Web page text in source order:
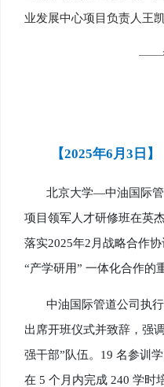
业发展中心项目负责人王凯
——
【2025年6月3日】
北京大学—中油国际
项目领军人才研修班在英
落实2025年2月战略合作
“产学研用” 一体化合作的
中油国际管道公司执
出席开班仪式并致辞，强
强干部”队伍。19 名参训
在 5 个月内完成 240 学时